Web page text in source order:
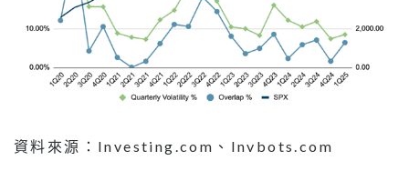
資料來源：Investing.com、Invbots.com